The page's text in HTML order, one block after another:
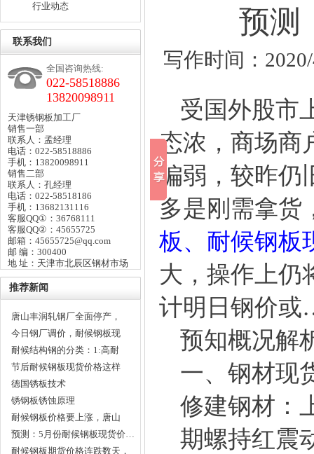
行业动态
联系我们
全国咨询热线:
022-58518886
13820098911
天津锈钢板加工厂
销售一部
联系人：孟经理
电话：022-58518886
手机：13820098911
销售二部
联系人：孔经理
电话：022-58518186
手机：13682131116
客服QQ①：36768111
客服QQ②：45655725
邮箱：45655725@qq.com
邮 编：300400
地 址：天津市北辰区钢材市场
推荐新闻
唐山丰润轧钢厂全面停产，
对…
今日钢厂调价，耐候钢板现
货…
耐候结构钢的分类：1:高耐
候…
节后耐候钢板现货价格这样
走…
德国锈板技术
锈钢板锈蚀原理
耐候钢板价格要上涨，唐山
轧…
预测：5月份耐候钢板现货价…
耐候钢板期货价格连跌数天，
预测
写作时间：
受国外股市
态浓，商场商
偏弱，较昨仍
多是刚需拿货
板、 耐候钢板
大，操作上仍
计明日钢价
预知概况解
一、钢材现
修建钢材：
期螺持红震